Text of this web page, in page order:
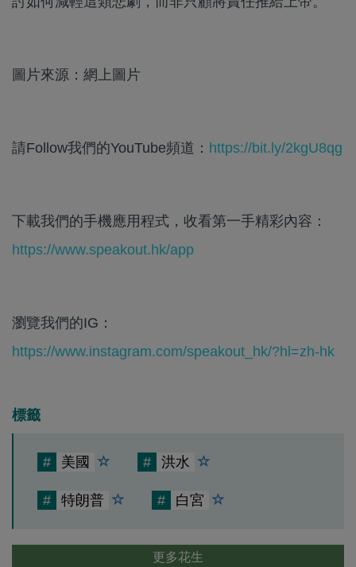
圖片來源：網上圖片
請Follow我們的YouTube頻道： https://bit.ly/2kgU8qg
下載我們的手機應用程式，收看第一手精彩內容：
https://www.speakout.hk/app
瀏覽我們的IG：
https://www.instagram.com/speakout_hk/?hl=zh-hk
標籤
# 美國 # 洪水
# 特朗普 # 白宮
更多花生